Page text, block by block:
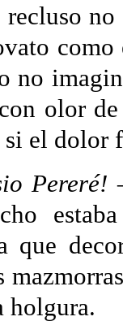
recluso
como
no
olor
el dolor
Pereré!
que
holgura.